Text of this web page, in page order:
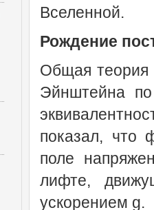
Вселенной.
Рождение
Общая теория
Эйнштейна
показал, что
поле
лифте,
ускорением g.